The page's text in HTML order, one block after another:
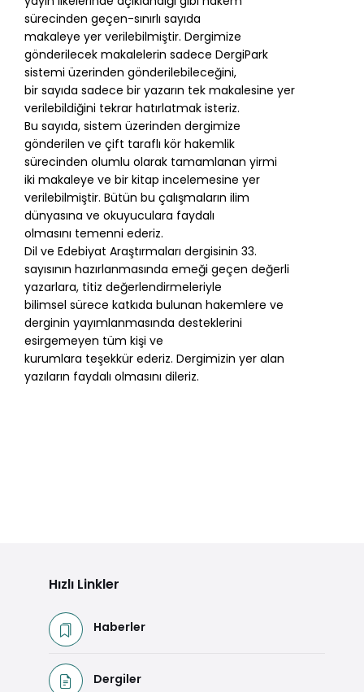
sürecinden geçen-sınırlı sayıda
makaleye yer verilebilmiştir. Dergimize
gönderilecek makalelerin sadece DergiPark
sistemi üzerinden gönderilebileceğini,
bir sayıda sadece bir yazarın tek makalesine yer
verilebildiğini tekrar hatırlatmak isteriz.
Bu sayıda, sistem üzerinden dergimize
gönderilen ve çift taraflı kör hakemlik
sürecinden olumlu olarak tamamlanan yirmi
iki makaleye ve bir kitap incelemesine yer
verilebilmiştir. Bütün bu çalışmaların ilim
dünyasına ve okuyuculara faydalı
olmasını temenni ederiz.
Dil ve Edebiyat Araştırmaları dergisinin 33.
sayısının hazırlanmasında emeği geçen değerli
yazarlara, titiz değerlendirmeleriyle
bilimsel sürece katkıda bulunan hakemlere ve
derginin yayımlanmasında desteklerini
esirgemeyen tüm kişi ve
kurumlara teşekkür ederiz. Dergimizin yer alan
yazıların faydalı olmasını dileriz.
Hızlı Linkler
Haberler
Dergiler